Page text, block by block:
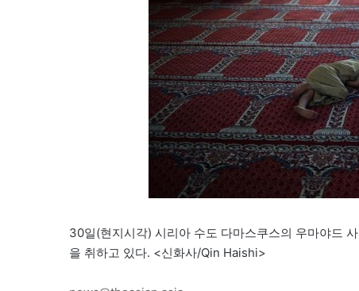
30일(현지시각) 시리아 수도 다마스쿠스의 우마야드
을 취하고 있다. <신화사/Qin Haishi>